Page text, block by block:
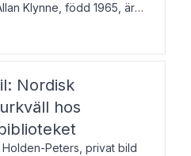
Klynne, född 1965, är
och fil.dr i antikens
Nordisk
hos
Holden-Peters, privat bild